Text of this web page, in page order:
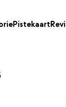
Pistekaart